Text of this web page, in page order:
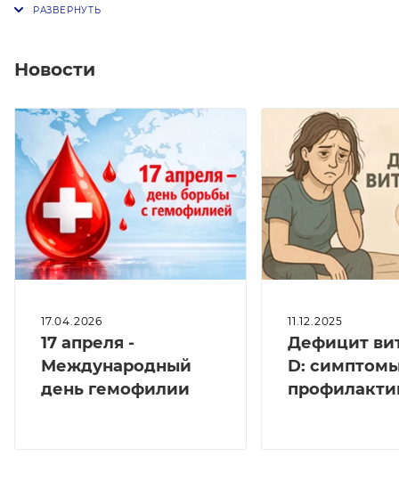
Новости
17.04.2026
17 апреля -
Международный
день гемофилии
11.12.2025
Дефицит
D: